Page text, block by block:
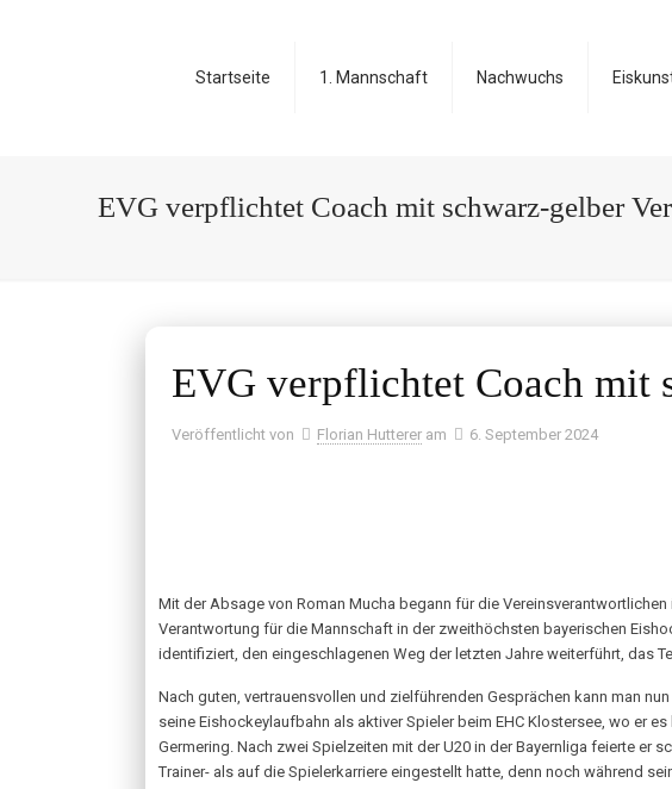
Startseite 1. Mannschaft Nachwuchs
EVG verpflichtet Coach mit schwarz-gelber
EVG verpflichtet Coach mit
Veröffentlicht von Florian Hutterer am 6. September 2024
Mit der Absage von Roman Mucha begann für die
Verantwortung für die Mannschaft in der zweithöchsten bayerischen
identifiziert, den eingeschlagenen Weg der letzten Jahre weiterführt, das
Nach guten, vertrauensvollen und zielführenden Gesprächen kann man nun
seine Eishockeylaufbahn als aktiver Spieler beim EHC Klostersee, wo er
Germering. Nach zwei Spielzeiten mit der U20 in der Bayernliga feierte er
Trainer- als auf die Spielerkarriere eingestellt hatte, denn noch während